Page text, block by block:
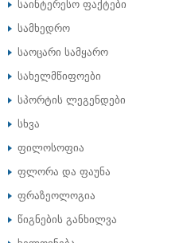
საინტერესო ფაქტები
სამხედრო
საოცარი სამყარო
სახელმწიფოები
სპორტის ლეგენდები
სხვა
ფილოსოფია
ფლორა და ფაუნა
ფრაზეოლოგია
წიგნების განხილვა